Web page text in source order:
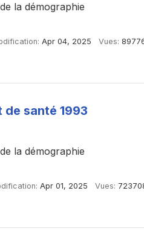
la démographie
Apr 04, 2025 Vues:
santé 1993
la démographie
Apr 01, 2025 Vues: